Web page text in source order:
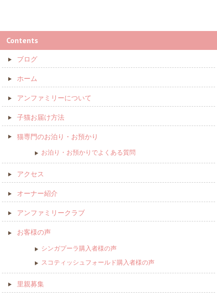
Contents
ブログ
ホーム
アンファミリーについて
子猫お届け方法
猫専門のお泊り・お預かり
お泊り・お預かりでよくある質問
アクセス
オーナー紹介
アンファミリークラブ
お客様の声
シンガプーラ購入者様の声
スコティッシュフォールド購入者様の声
里親募集